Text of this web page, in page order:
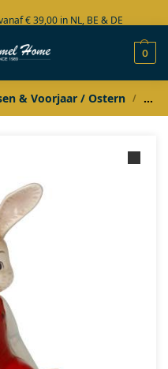
€ 39,00 in NL, BE & DE
voorraad
0
& Voorjaar / Ostern /